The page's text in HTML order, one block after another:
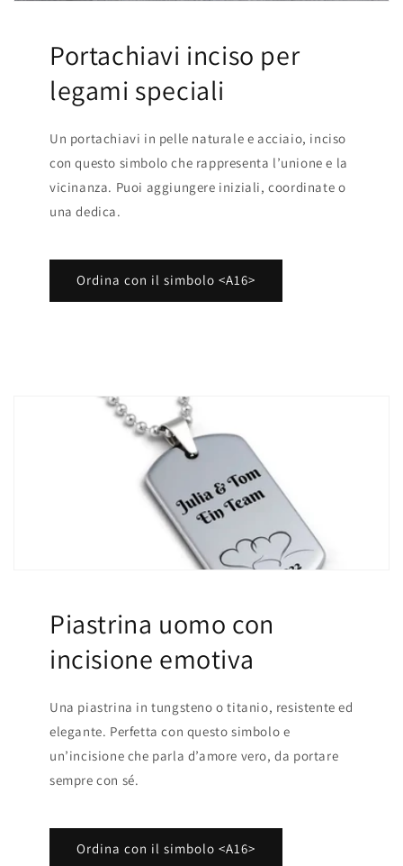
Portachiavi inciso per
legami speciali
Un portachiavi in pelle naturale e acciaio, inciso
con questo simbolo che rappresenta l’unione e la
vicinanza. Puoi aggiungere iniziali, coordinate o
una dedica.
Ordina con il simbolo <A16>
Piastrina uomo con
incisione emotiva
Una piastrina in tungsteno o titanio, resistente ed
elegante. Perfetta con questo simbolo e
un’incisione che parla d’amore vero, da portare
sempre con sé.
Ordina con il simbolo <A16>